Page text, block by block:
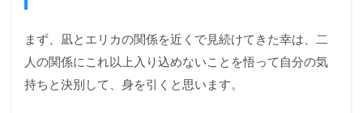
まず、凪とエリカの関係を近くで見続けてきた幸は、二
人の関係にこれ以上入り込めないことを悟って自分の気
持ちと決別して、身を引くと思います。